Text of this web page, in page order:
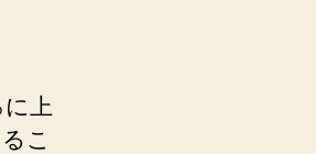
上
こ